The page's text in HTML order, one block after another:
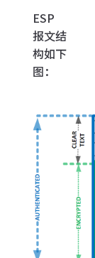
ESP
报文结
构如下
图：